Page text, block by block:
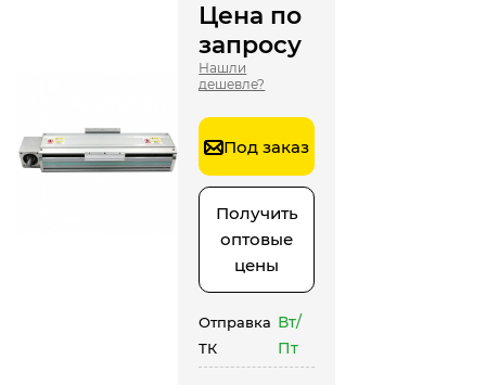
Цена по
запросу
Нашли
дешевле?
Под заказ
Получить
оптовые
цены
Отправка
ТК
Вт/
Пт